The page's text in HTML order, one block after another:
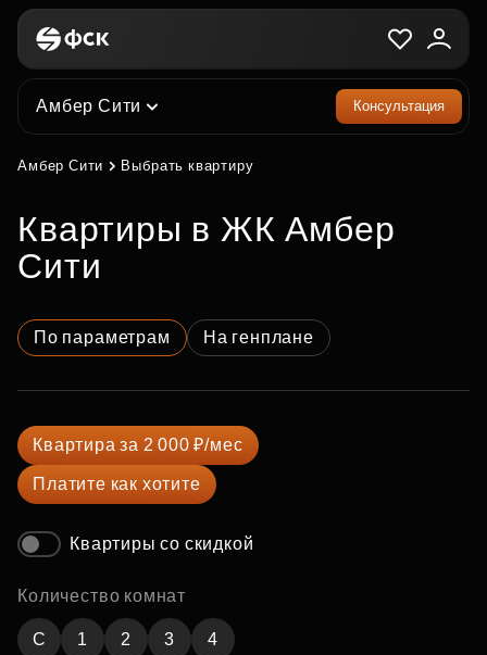
Амбер Сити Консультация
Амбер Сити Выбрать квартиру
квартиры в ЖК Амбер
Сити
По параметрам На генплане
Квартира за 2 000 ₽/мес
Платите как хотите
Квартиры со скидкой
Количество комнат
C 1 2 3 4